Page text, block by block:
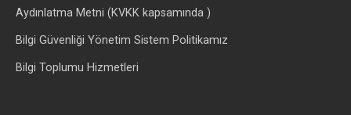
Aydınlatma Metni (KVKK kapsamında )
Bilgi Güvenliği Yönetim Sistem Politikamız
Bilgi Toplumu Hizmetleri